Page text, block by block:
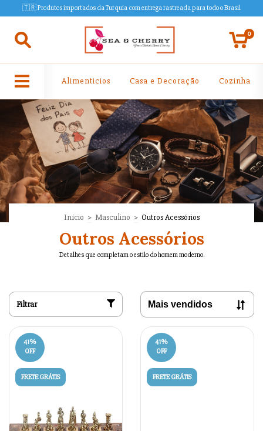
🇹🇷 Produtos importados da Turquia com entrega rastreada para todo o Brasil
0
Alimenticios Casa e Decoração Cozinha
Início > Masculino > Outros Acessórios
Outros Acessórios
Detalhes que completam o estilo do homem moderno.
Filtrar
41%
OFF
FRETE GRÁTIS
41%
OFF
FRETE GRÁTIS